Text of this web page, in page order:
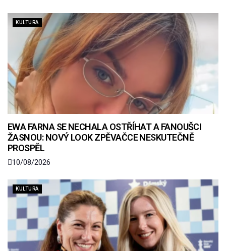
KULTURA
EWA FARNA SE NECHALA OSTŘÍHAT A FANOUŠCI
ŽASNOU: NOVÝ LOOK ZPĚVAČCE NESKUTEČNĚ
PROSPĚL
10/08/2026
KULTURA